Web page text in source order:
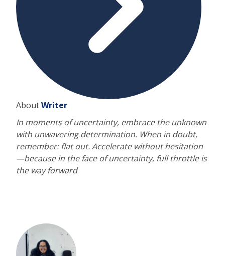
AboutWriter
In moments of uncertainty, embrace the unknown
with unwavering determination. When in doubt,
remember: flat out. Accelerate without hesitation
—because in the face of uncertainty, full throttle is
the way forward